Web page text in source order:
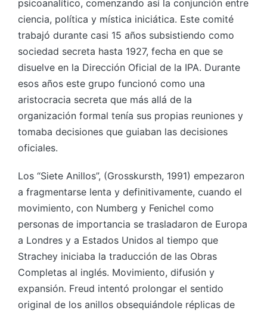
psicoanalítico, comenzando así la conjunción entre
ciencia, política y mística iniciática. Este comité
trabajó durante casi 15 años subsistiendo como
sociedad secreta hasta 1927, fecha en que se
disuelve en la Dirección Oficial de la IPA. Durante
esos años este grupo funcionó como una
aristocracia secreta que más allá de la
organización formal tenía sus propias reuniones y
tomaba decisiones que guiaban las decisiones
oficiales.
Los “Siete Anillos”, (Grosskursth, 1991) empezaron
a fragmentarse lenta y definitivamente, cuando el
movimiento, con Numberg y Fenichel como
personas de importancia se trasladaron de Europa
a Londres y a Estados Unidos al tiempo que
Strachey iniciaba la traducción de las Obras
Completas al inglés. Movimiento, difusión y
expansión. Freud intentó prolongar el sentido
original de los anillos obsequiándole réplicas de